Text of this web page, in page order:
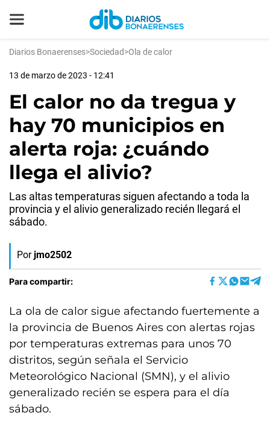
Diarios Bonaerenses>Sociedad>Ola de calor
13 de marzo de 2023 - 12:41
El calor no da tregua y
hay 70 municipios en
alerta roja: ¿cuándo
llega el alivio?
Las altas temperaturas siguen afectando a toda la
provincia y el alivio generalizado recién llegará el
sábado.
Por jmo2502
Para compartir:
La ola de calor sigue afectando fuertemente a
la provincia de Buenos Aires con alertas rojas
por temperaturas extremas para unos 70
distritos, según señala el Servicio
Meteorológico Nacional (SMN), y el alivio
generalizado recién se espera para el día
sábado.